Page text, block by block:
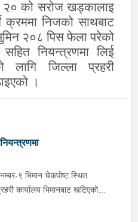
२० को सरोज खड्कालाइ
निजको साथबाट
२०८ पिसफेला परेको
सहित नियन्त्रणमा लिई
लागि जिल्लाप्रहरी
।
९ भिमान चेकपोष्ट स्थित
कार्यालय भिमानबाट खटिएको
तर्फ जाँदै गरेको चालक